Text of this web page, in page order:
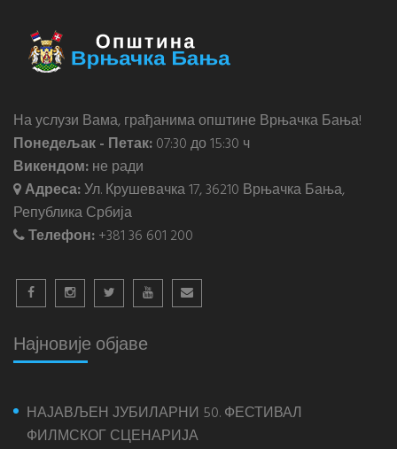
На услузи Вама, грађанима општине Врњачка Бања!
Понедељак - Петак:07:30 до 15:30 ч
Викендом:не ради
Адреса:Ул. Крушевачка 17, 36210 Врњачка Бања,
Република Србија
Телефон:+381 36 601 200
Најновије објаве
НАЈАВЉЕН ЈУБИЛАРНИ 50. ФЕСТИВАЛ
ФИЛМСКОГ СЦЕНАРИЈА